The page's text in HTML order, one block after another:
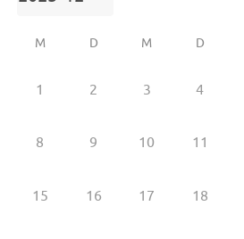
M D M D
1 2 3 4
8 9 10 11
15 16 17 18